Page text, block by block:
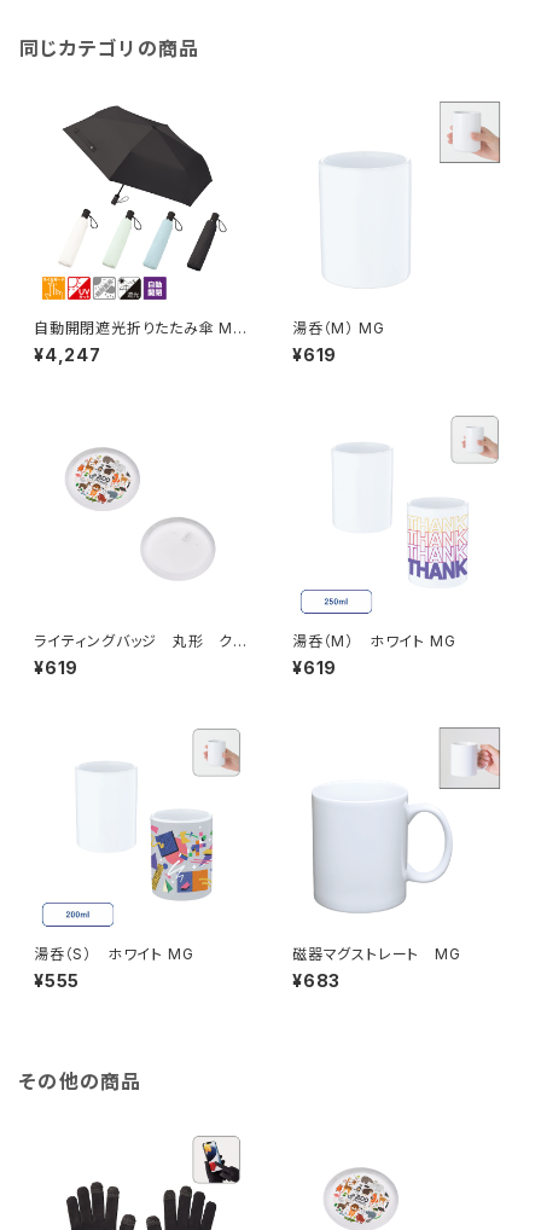
同じカテゴリの商品
自動開閉遮光折りたたみ傘 MG
（スムーズ収納タイプ）
¥4,247
湯呑（M） MG
¥619
ライティングバッジ 丸形 クリ
ア MG
¥619
湯呑（M） ホワイト MG
¥619
湯呑（S） ホワイト MG
¥555
磁器マグストレート MG
¥683
その他の商品